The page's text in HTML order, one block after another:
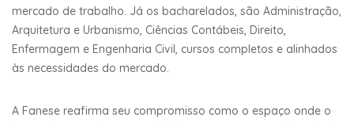
mercado de trabalho. Já os bacharelados, são Administração,
Arquitetura e Urbanismo, Ciências Contábeis, Direito,
Enfermagem e Engenharia Civil, cursos completos e alinhados
às necessidades do mercado.
A Fanese reafirma seu compromisso como o espaço onde o